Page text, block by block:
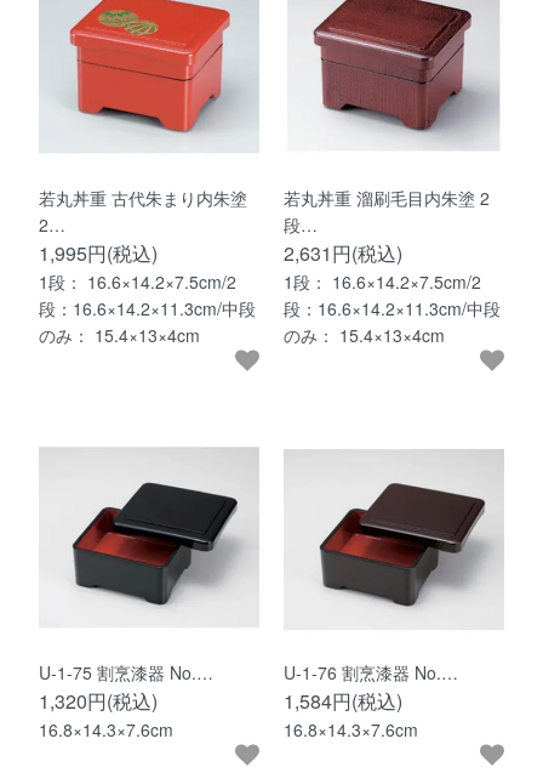
若丸丼重 古代朱まり内朱塗
2…
1,995円(税込)
1段： 16.6×14.2×7.5cm/2
段：16.6×14.2×11.3cm/中段
のみ： 15.4×13×4cm
若丸丼重 溜刷毛目内朱塗 2
段…
2,631円(税込)
1段： 16.6×14.2×7.5cm/2
段：16.6×14.2×11.3cm/中段
のみ： 15.4×13×4cm
U-1-75 割烹漆器 No.…
1,320円(税込)
16.8×14.3×7.6cm
U-1-76 割烹漆器 No.…
1,584円(税込)
16.8×14.3×7.6cm